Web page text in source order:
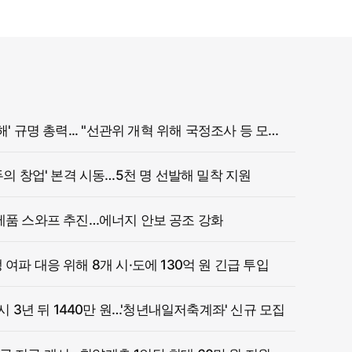
정부, '참정권 침해' 규명 총력... "선관위 개혁 위해 국정조사 등 모든 조치"
창업' 본격 시동…5천 명 선발해 밀착 지원
품 스와프 추진…에너지 안보 공조 강화
여파 대응 위해 8개 시·도에 130억 원 긴급 투입
3년 뒤 1440만 원…'청년내일저축계좌' 신규 모집